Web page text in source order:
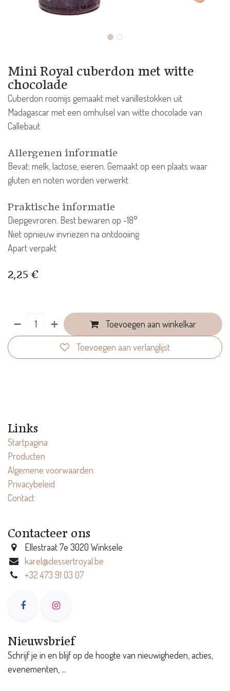
Mini Royal cuberdon met witte
chocolade
Cuberdon roomijs gemaakt met vanillestokken uit
Madagascar met een omhulsel van witte chocolade van
Callebaut
Allergenen informatie
Bevat: melk, lactose, eieren. Gemaakt op een plaats waar
gluten en noten worden verwerkt
Praktische informatie
Diepgevroren. Best bewaren op -18°
Niet opnieuw invriezen na ontdooiing
Apart verpakt
2,25 €
Toevoegen aan winkelkar
Toevoegen aan verlanglijst
Links
Startpagina
Producten
Algemene voorwaarden
Privacybeleid
Contact
Contacteer ons
Ellestraat 7e 3020 Winksele
karel@dessertroyal.be
+32 473 91 03 07
Nieuwsbrief
Schrijf je in en blijf op de hoogte van nieuwigheden, acties,
evenementen, ...